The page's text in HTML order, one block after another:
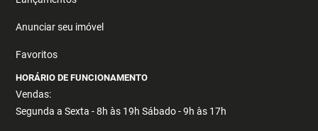
Anunciar seu imóvel
Favoritos
HORÁRIO DE FUNCIONAMENTO
Vendas:
Segunda a Sexta - 8h às 19h Sábado - 9h às 17h